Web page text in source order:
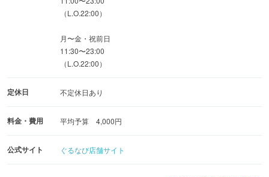
ご予約お待ちしております！
（L.O.22:00）
月〜金・祝前日
11:30〜23:00
（L.O.22:00）
定休日 不定休日あり
料金・費用 平均予算 4,000円
公式サイト ぐるなび店舗サイト